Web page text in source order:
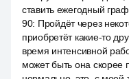
ставить ежегодный
90: Пройдёт через
приобретёт какие-то
время интенсивной
может быть она